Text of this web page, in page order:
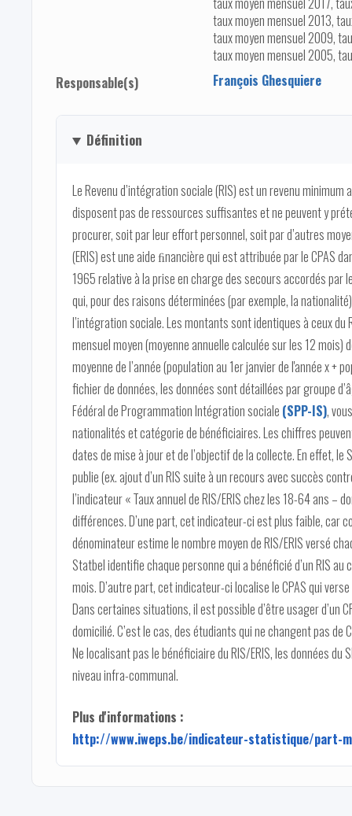
taux moyen mensuel 2013,
taux moyen mensuel 2009,
taux moyen mensuel 2005,
Responsable(s)
François Ghesquiere
Définition
Le Revenu d’intégration sociale (RIS) est un revenu
disposent pas de ressources suffisantes et ne peuvent y
procurer, soit par leur effort personnel, soit par d’autres
(ERIS) est une aide ﬁnancière qui est attribuée par le CPAS
1965 relative à la prise en charge des secours accordés par
qui, pour des raisons déterminées (par exemple, la
l’intégration sociale. Les montants sont identiques à ceux du
mensuel moyen (moyenne annuelle calculée sur les 12 mois)
moyenne de l’année (population au 1er janvier de l'année x +
fichier de données, les données sont détaillées par groupe
Fédéral de Programmation Intégration sociale (SPP-IS),
nationalités et catégorie de bénéficiaires. Les chiffres
dates de mise à jour et de l’objectif de la collecte. En effet,
publie (ex. ajout d’un RIS suite à un recours avec succès
l’indicateur « Taux annuel de RIS/ERIS chez les 18-64 ans –
différences. D’une part, cet indicateur-ci est plus faible, car
dénominateur estime le nombre moyen de RIS/ERIS versé
Statbel identifie chaque personne qui a bénéficié d’un RIS au
mois. D’autre part, cet indicateur-ci localise le CPAS qui
Dans certaines situations, il est possible d’être usager d’un
domicilié. C’est le cas, des étudiants qui ne changent pas de
Ne localisant pas le bénéficiaire du RIS/ERIS, les données
niveau infra-communal.
Plus d'informations :
http://www.iweps.be/indicateur-statistique/part-